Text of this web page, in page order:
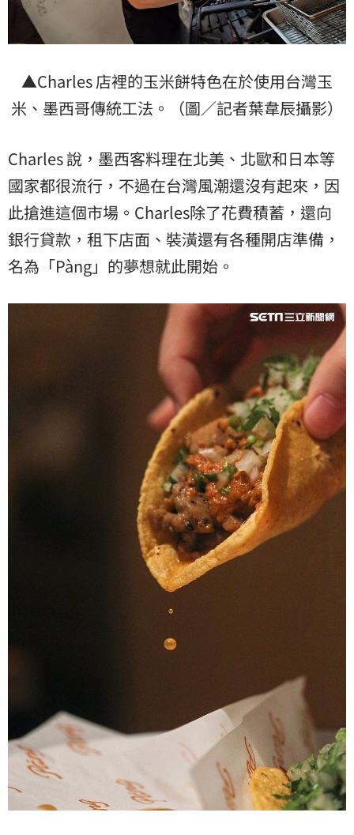
▲Charles 店裡的玉米餅特色在於使用台灣玉
米、墨西哥傳統工法。（圖／記者葉韋辰攝影）
Charles 說，墨西客料理在北美、北歐和日本等
國家都很流行，不過在台灣風潮還沒有起來，因
此搶進這個市場。Charles除了花費積蓄，還向
銀行貸款，租下店面、裝潢還有各種開店準備，
名為「Pàng」的夢想就此開始。